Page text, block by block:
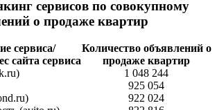
сервисов по совокупному
о продаже квартир
сервиса/
сайта сервиса
Количество объявлений о
продаже квартир
1 048 244
925 054
922 024